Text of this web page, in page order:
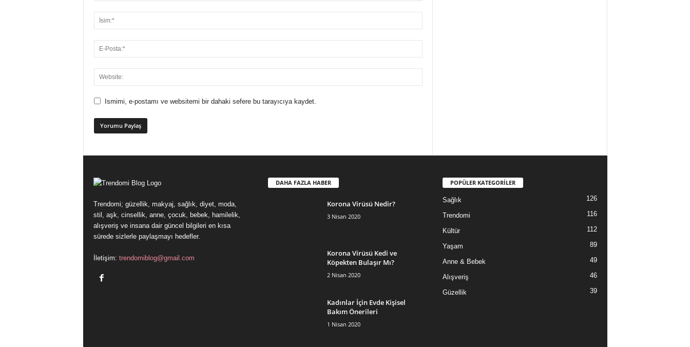
Ismimi, e-postamı ve websitemi bir dahaki sefere bu tarayıcıya kaydet.
Trendomi; güzellik, makyaj, sağlık, diyet, moda,
stil, aşk, cinsellik, anne, çocuk, bebek, hamilelik,
alışveriş ve insana dair güncel bilgileri en kısa
sürede sizlerle paylaşmayı hedefler.
İletişim: trendomiblog@gmail.com
DAHA FAZLA HABER
Korona Virüsü Nedir?
3 Nisan 2020
Korona Virüsü Kedi ve
Köpekten Bulaşır Mı?
2 Nisan 2020
Kadınlar İçin Evde Kişisel
Bakım Önerileri
1 Nisan 2020
POPÜLER KATEGORİLER
Sağlık 126
Trendomi 116
Kültür 112
Yaşam 89
Anne & Bebek 49
Alışveriş 46
Güzellik 39